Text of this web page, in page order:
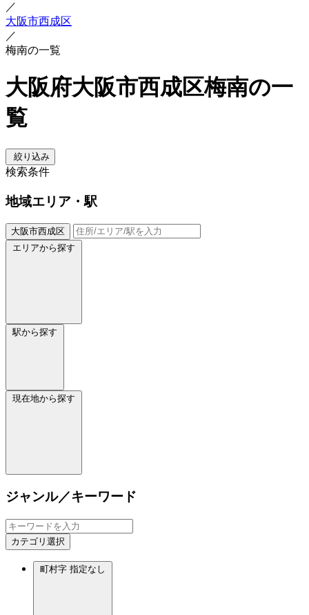
／
大阪市西成区
／
梅南の一覧
大阪府大阪市西成区梅南の一
覧
絞り込み
検索条件
地域エリア・駅
大阪市西成区
エリアから探す
駅から探す
現在地から探す
ジャンル／キーワード
カテゴリ選択
町村字 指定なし